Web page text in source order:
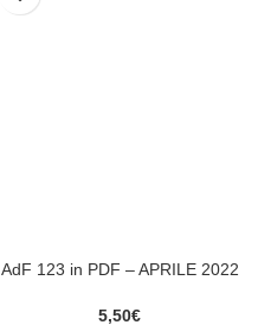
AdF 123 in PDF – APRILE 2022
5,50€